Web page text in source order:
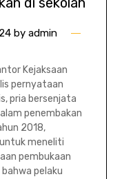
by admin
Kejaksaan
pernyataan
pria bersenjata
penembakan
2018,
meneliti
pembukaan
pelaku